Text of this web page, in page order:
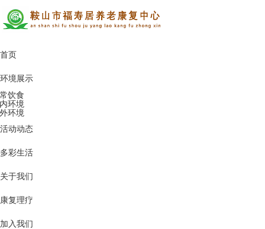
首页
环境展示
饮食
环境
环境
活动动态
多彩生活
关于我们
康复理疗
加入我们